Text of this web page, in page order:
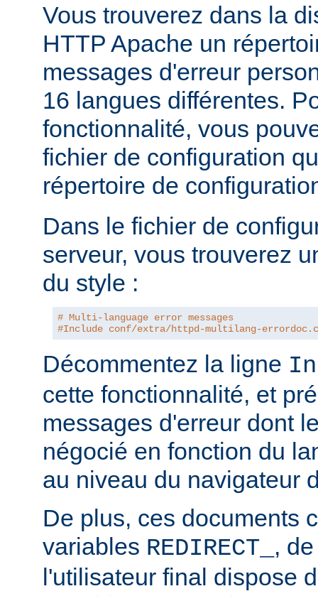
Vous trouverez dans la
HTTP Apache un
messages d'erreur
16 langues différentes.
fonctionnalité, vous
fichier de configuration
répertoire de
Dans le fichier de
serveur, vous trouverez
du style :
# Multi-language error messages
#Include conf/extra/httpd-multilang-
Décommentez la ligne
cette fonctionnalité, et
messages d'erreur dont
négocié en fonction du
au niveau du navigateur
De plus, ces documents
variables REDIRECT_ ,
l'utilisateur final dispose